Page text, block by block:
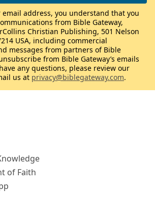
of Faith
address, you understand that you
from Bible Gateway,
Christian Publishing, 501 Nelson
USA, including commercial
messages from partners of Bible
from Bible Gateway’s emails
any questions, please review our
us at privacy@biblegateway.com.